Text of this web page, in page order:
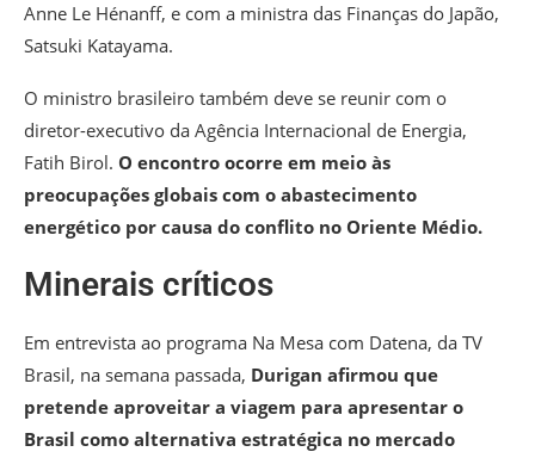
Anne Le Hénanff, e com a ministra das Finanças do Japão,
Satsuki Katayama.
O ministro brasileiro também deve se reunir com o
diretor-executivo da Agência Internacional de Energia,
Fatih Birol. O encontro ocorre em meio às
preocupações globais com o abastecimento
energético por causa do conflito no Oriente Médio.
Minerais críticos
Em entrevista ao programa Na Mesa com Datena, da TV
Brasil, na semana passada, Durigan afirmou que
pretende aproveitar a viagem para apresentar o
Brasil como alternativa estratégica no mercado